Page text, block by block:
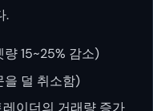
.
15~25% 감소)
을 덜 취소함)
이더의 거래량 증가